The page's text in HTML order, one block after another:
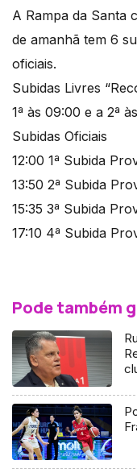
A Rampa da Santa
de amanhã tem 6
oficiais.
Subidas Livres
1ª às 09:00 e a 2ª
Subidas Oficiais
12:00 1ª Subida
13:50 2ª Subida
15:35 3ª Subida
17:10 4ª Subida
Pode também